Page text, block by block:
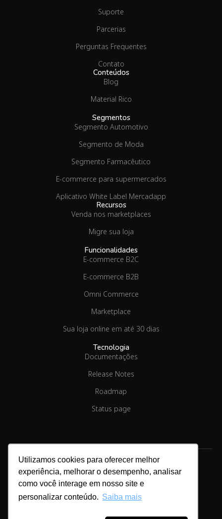
Utilizamos cookies para oferecer melhor
experiência, melhorar o desempenho, analisar
como você interage em nosso site e
personalizar conteúdo. Saiba mais
Suporte
Parcerias
Perguntas Frequentes
Contato
Conteúdos
Blog
Material Rico
Segmentos
Segmento Automotivo
Segmento de Moda
Segmento Farmacêutico
E-commerce para supermercados
Aplicativo White Label Mercadapp
Recursos
Venda nos marketplaces
Migre sua loja
Funcionalidades
E-commerce B2C
E-commerce B2B
Omni Commerce
Marketplace
Sua loja online em até 30 dias
Tecnologia
Documentações
Release Notes
Roadmap
Status page
Copyright © 2026.Linx Commerce
Cookies & Privacidade